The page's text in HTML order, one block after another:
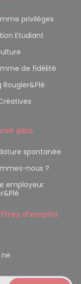
privilèges
Etudiant
de fidélité
Rougier&Plé
plus
spontanée
nous ?
employeur
d’emploi